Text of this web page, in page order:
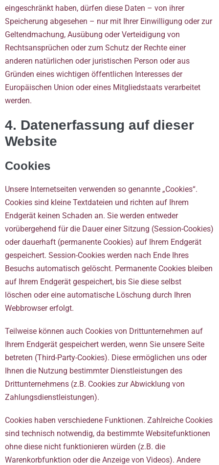
eingeschränkt haben, dürfen diese Daten – von ihrer
Speicherung abgesehen – nur mit Ihrer Einwilligung oder zur
Geltendmachung, Ausübung oder Verteidigung von
Rechtsansprüchen oder zum Schutz der Rechte einer
anderen natürlichen oder juristischen Person oder aus
Gründen eines wichtigen öffentlichen Interesses der
Europäischen Union oder eines Mitgliedstaats verarbeitet
werden.
4. Datenerfassung auf dieser
Website
Cookies
Unsere Internetseiten verwenden so genannte „Cookies“.
Cookies sind kleine Textdateien und richten auf Ihrem
Endgerät keinen Schaden an. Sie werden entweder
vorübergehend für die Dauer einer Sitzung (Session-Cookies)
oder dauerhaft (permanente Cookies) auf Ihrem Endgerät
gespeichert. Session-Cookies werden nach Ende Ihres
Besuchs automatisch gelöscht. Permanente Cookies bleiben
auf Ihrem Endgerät gespeichert, bis Sie diese selbst
löschen oder eine automatische Löschung durch Ihren
Webbrowser erfolgt.
Teilweise können auch Cookies von Drittunternehmen auf
Ihrem Endgerät gespeichert werden, wenn Sie unsere Seite
betreten (Third-Party-Cookies). Diese ermöglichen uns oder
Ihnen die Nutzung bestimmter Dienstleistungen des
Drittunternehmens (z.B. Cookies zur Abwicklung von
Zahlungsdienstleistungen).
Cookies haben verschiedene Funktionen. Zahlreiche Cookies
sind technisch notwendig, da bestimmte Websitefunktionen
ohne diese nicht funktionieren würden (z.B. die
Warenkorbfunktion oder die Anzeige von Videos). Andere